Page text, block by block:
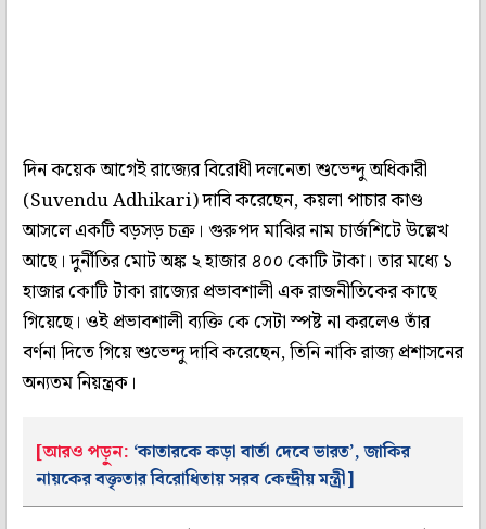
দিন কয়েক আগেই রাজ্যের বিরোধী দলনেতা শুভেন্দু অধিকারী
(Suvendu Adhikari) দাবি করেছেন, কয়লা পাচার কাণ্ড
আসলে একটি বড়সড় চক্র। গুরুপদ মাঝির নাম চার্জশিটে উল্লেখ
আছে। দুর্নীতির মোট অঙ্ক ২ হাজার ৪০০ কোটি টাকা। তার মধ্যে ১
হাজার কোটি টাকা রাজ্যের প্রভাবশালী এক রাজনীতিকের কাছে
গিয়েছে। ওই প্রভাবশালী ব্যক্তি কে সেটা স্পষ্ট না করলেও তাঁর
বর্ণনা দিতে গিয়ে শুভেন্দু দাবি করেছেন, তিনি নাকি রাজ্য প্রশাসনের
অন্যতম নিয়ন্ত্রক।
[আরও পড়ুন: ‘কাতারকে কড়া বার্তা দেবে ভারত’, জাকির
নায়কের বক্তৃতার বিরোধিতায় সরব কেন্দ্রীয় মন্ত্রী]